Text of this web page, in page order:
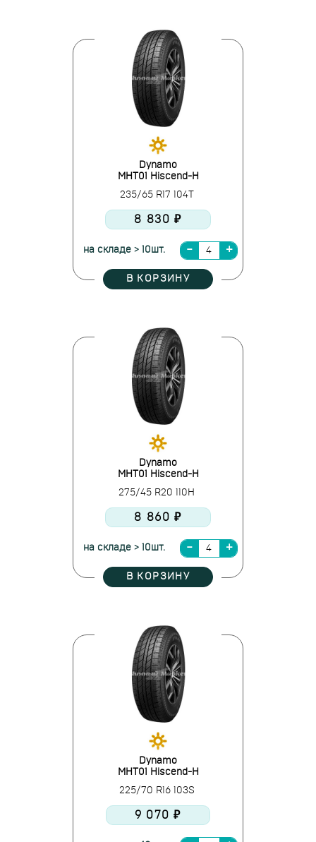
Dynamo
MHT01 Hiscend-H
235/65 R17 104T
8 830 ₽
на складе > 10шт.
В КОРЗИНУ
Dynamo
MHT01 Hiscend-H
275/45 R20 110H
8 860 ₽
на складе > 10шт.
В КОРЗИНУ
Dynamo
MHT01 Hiscend-H
225/70 R16 103S
9 070 ₽